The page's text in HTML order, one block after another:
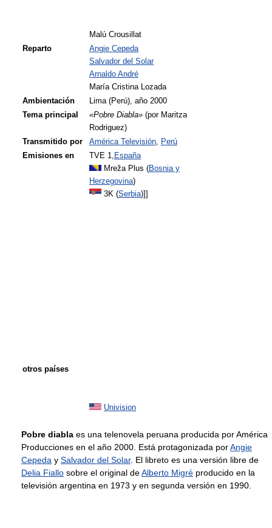
Malú Crousillat
Reparto
Angie Cepeda
Salvador del Solar
Arnaldo André
María Cristina Lozada
Ambientación
Lima (Perú), año 2000
Tema principal
«Pobre Diabla» (por Maritza
Rodriguez)
Transmitido por
América Televisión, Perú
Emisiones en
otros países
TVE 1, España
Mreža Plus (Bosnia y
Herzegovina)
3K (Serbia)]]
Univision
Pobre diabla es una telenovela peruana producida por América
Producciones en el año 2000. Está protagonizada porAngie
Cepeda y Salvador del Solar. El libreto es una versión libre de
Delia Fiallo sobre el original deAlberto Migré producido en la
televisión argentina en 1973 y en segunda versión en 1990.